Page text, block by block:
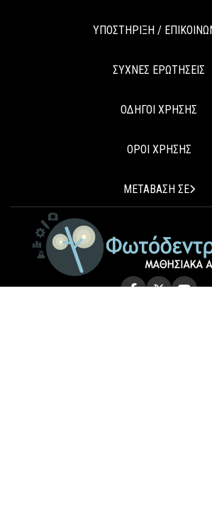
ΥΠΟΣΤΗΡΙΞΗ /
ΣΥΧΝΕΣ ΕΡΩΤΗΣΕΙΣ
ΟΔΗΓΟΙ ΧΡΗΣΗΣ
ΟΡΟΙ ΧΡΗΣΗΣ
ΜΕΤΑΒΑΣΗ ΣΕ